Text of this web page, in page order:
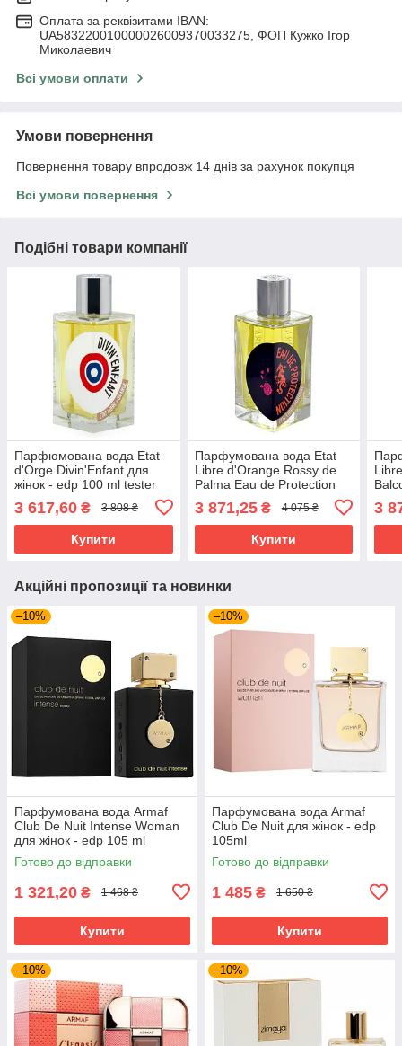
Оплата за реквізитами IBAN:
UA583220010000026009370033275, ФОП Кужко Ігор
Миколаевич
Всі умови оплати
Умови повернення
Повернення товару впродовж 14 днів за рахунок покупця
Всі умови повернення
Подібні товари компанії
Парфюмована вода Etat
d'Orge Divin'Enfant для
жінок - edp 100 ml tester
3 617,60 ₴ 3 808 ₴
Купити
Парфумована вода Etat
Libre d'Orange Rossy de
Palma Eau de Protection
3 871,25₴ 4 075 ₴
Купити
3
Акційні пропозиції та новинки
–10%
Парфумована вода Armaf
Club De Nuit Intense Woman
для жінок - edp 105 ml
Готово до відправки
1 321,20 ₴ 1 468 ₴
Купити
–10%
Парфумована вода Armaf
Club De Nuit для жінок - edp
105ml
Готово до відправки
1 485 ₴ 1 650 ₴
Купити
–10% –10%